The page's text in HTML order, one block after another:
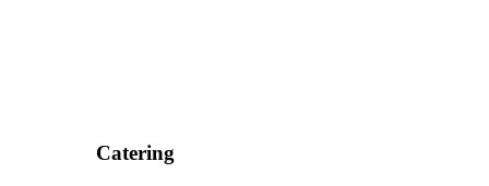
Catering